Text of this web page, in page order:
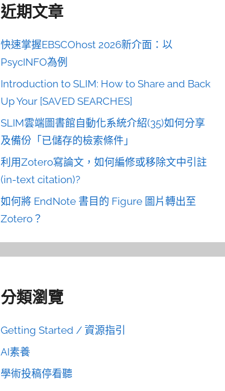
近期文章
快速掌握EBSCOhost 2026新介面：以
PsycINFO為例
Introduction to SLIM: How to Share and Back
Up Your [SAVED SEARCHES]
SLIM雲端圖書館自動化系統介紹(35)如何分享
及備份「已儲存的檢索條件」
利用Zotero寫論文，如何編修或移除文中引註
(in-text citation)?
如何將 EndNote 書目的 Figure 圖片轉出至
Zotero？
分類瀏覽
Getting Started / 資源指引
AI素養
學術投稿停看聽